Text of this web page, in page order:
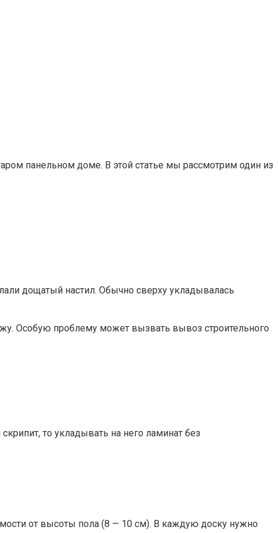
панельном доме. В этой статье мы рассмотрим один из
дощатый настил. Обычно сверху укладывалась
Особую проблему может вызвать вывоз строительного
то укладывать на него ламинат без
от высоты пола (8 — 10 см). В каждую доску нужно